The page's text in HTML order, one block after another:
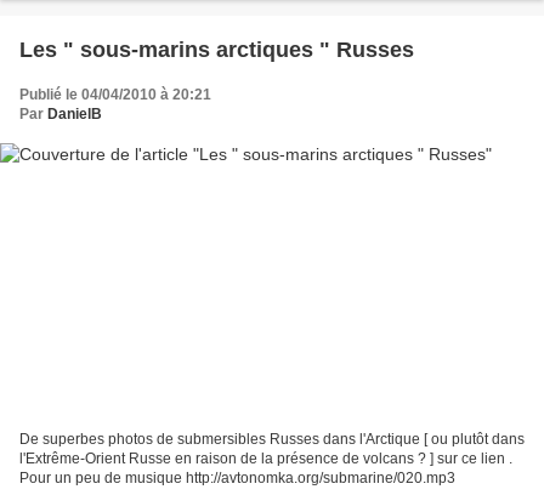
Les " sous-marins arctiques " Russes
Publié le 04/04/2010 à 20:21
Par DanielB
De superbes photos de submersibles Russes dans l'Arctique [ ou plutôt dans
l'Extrême-Orient Russe en raison de la présence de volcans ? ] sur ce lien .
Pour un peu de musique http://avtonomka.org/submarine/020.mp3